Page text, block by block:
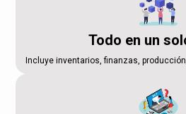
Todo en un
Incluye inventarios, finanzas,